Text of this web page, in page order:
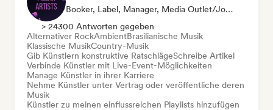
Booker, Label, Manager, Media Outlet/Journalist, Mentorin, Playlist-Kurator
> 24300 Antworten gegeben
Alternativer RockAmbientBrasilianische Musik
Klassische MusikCountry-Musik
Gib Künstlern konstruktive RatschlägeSchreibe Artikel
Verbinde Künstler mit Live-Event-Möglichkeiten
Manage Künstler in ihrer Karriere
Nehme Künstler unter Vertrag oder veröffentliche deren
Musik
Künstler zu meinen einflussreichen Playlists hinzufügen